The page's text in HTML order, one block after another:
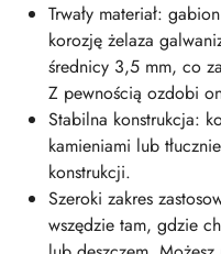
Trwały materiał:
korozję żelaza
średnicy 3,5 mm, co
Z pewnością ozdobi
Stabilna konstrukcja:
kamieniami lub
konstrukcji.
Szeroki zakres
wszędzie tam, gdzie